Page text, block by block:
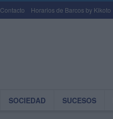
Contacto Horarios de Barcos by Kikoto
SOCIEDAD SUCESOS